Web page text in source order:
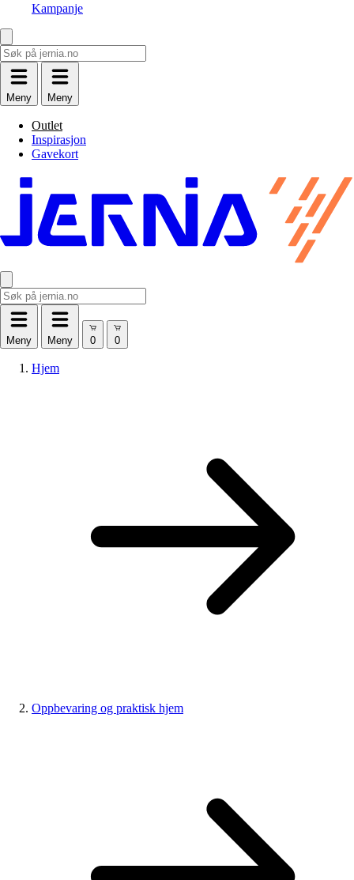
Kampanje
Meny Meny
Outlet
Inspirasjon
Gavekort
Meny Meny
Hjem
Oppbevaring og praktisk hjem